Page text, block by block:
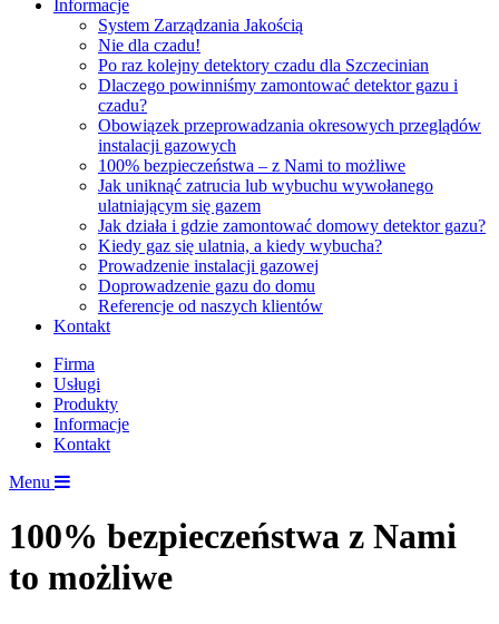
Informacje
System Zarządzania Jakością
Nie dla czadu!
Po raz kolejny detektory czadu dla Szczecinian
Dlaczego powinniśmy zamontować detektor gazu i
czadu?
Obowiązek przeprowadzania okresowych przeglądów
instalacji gazowych
100% bezpieczeństwa – z Nami to możliwe
Jak uniknąć zatrucia lub wybuchu wywołanego
ulatniającym się gazem
Jak działa i gdzie zamontować domowy detektor gazu?
Kiedy gaz się ulatnia, a kiedy wybucha?
Prowadzenie instalacji gazowej
Doprowadzenie gazu do domu
Referencje od naszych klientów
Kontakt
Firma
Usługi
Produkty
Informacje
Kontakt
Menu
100% bezpieczeństwa z Nami
to możliwe